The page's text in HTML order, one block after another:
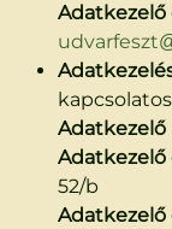
Adatkezelő
Adatkezelő
Adatkezelő
52/b
Adatkezelő